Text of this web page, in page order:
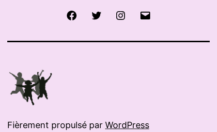
FacebookTwitter Instagram
Fièrement propulsé par WordPress